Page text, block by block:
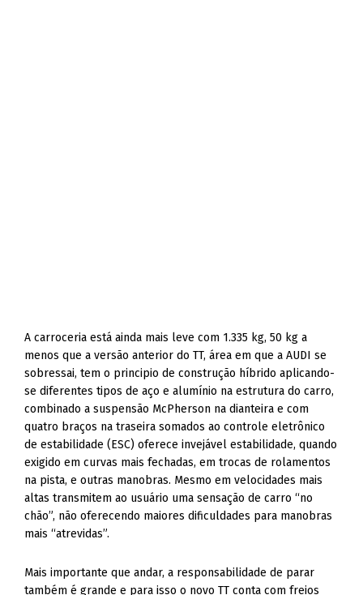
se diferentes tipos de aço e alumínio na estrutura do carro,
combinado a suspensão McPherson na dianteira e com
quatro braços na traseira somados ao controle eletrônico
de estabilidade (ESC) oferece invejável estabilidade, quando
exigido em curvas mais fechadas, em trocas de rolamentos
na pista, e outras manobras. Mesmo em velocidades mais
altas transmitem ao usuário uma sensação de carro “no
chão”, não oferecendo maiores dificuldades para manobras
mais “atrevidas”.
Mais importante que andar, a responsabilidade de parar
carro em distancias curtas sem desvios de trajetórias . O